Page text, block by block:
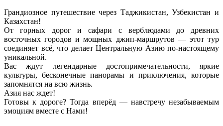
Грандиозное путешествие через Таджикистан, Узбекистан и
Казахстан!
От горных дорог и сафари с верблюдами до древних
восточных городов и мощных джип-маршрутов — этот тур
соединяет всё, что делает Центральную Азию по-настоящему
уникальной.
Вас ждут легендарные достопримечательности, яркие
культуры, бесконечные панорамы и приключения, которые
запомнятся на всю жизнь.
Азия нас ждет!
Готовы к дороге? Тогда вперёд — навстречу незабываемым
эмоциям вместе с Нами!